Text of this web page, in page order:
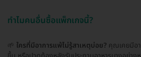
ทำไมคนอื่นซื้อแพ็กเกจนี้?
🌱 ใครที่มีอาการแพ้ไม่รู้สาเหตุบ่อย? คุณเคยมีอ